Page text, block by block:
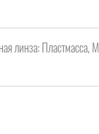
линза: Пластмасса,